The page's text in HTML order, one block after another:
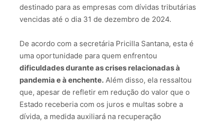
destinado para as empresas com dívidas tributárias
vencidas até o dia 31 de dezembro de 2024.
De acordo com a secretária Pricilla Santana, esta é
uma oportunidade para quem enfrentou
dificuldades durante as crises relacionadas à
pandemia e à enchente. Além disso, ela ressaltou
que, apesar de refletir em redução do valor que o
Estado receberia com os juros e multas sobre a
dívida, a medida auxiliará na recuperação